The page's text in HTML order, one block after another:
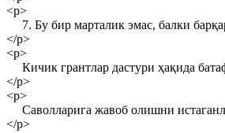
<p>
7. Бу бир марталик эмас, балки
</p>
<p>
Кичик грантлар дастури ҳақида
</p>
<p>
Саволларига жавоб олишни
</p>